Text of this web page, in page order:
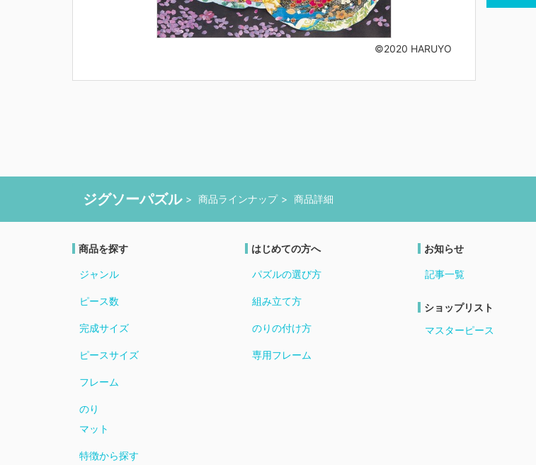
©2020 HARUYO
ジグソーパズル 商品ラインナップ 商品詳細
商品を探す
ジャンル
ピース数
完成サイズ
ピースサイズ
フレーム
のり
マット
特徴から探す
はじめての方へ
パズルの選び方
組み立て方
のりの付け方
専用フレーム
お知らせ
記事一覧
ショップリスト
マスターピース